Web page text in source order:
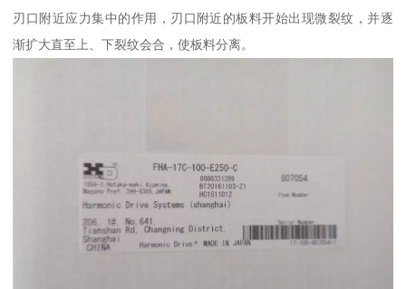
刃口附近应力集中的作用，刃口附近的板料开始出现微裂纹，并逐
渐扩大直至上、下裂纹会合，使板料分离。